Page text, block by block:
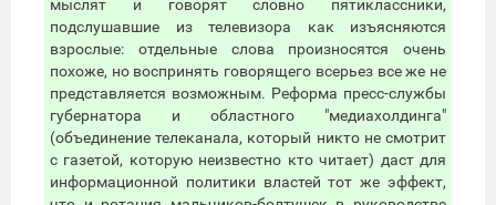
мыслят и говорят словно пятиклассники,
подслушавшие из телевизора как изъясняются
взрослые: отдельные слова произносятся очень
похоже, но воспринять говорящего всерьез все же не
представляется возможным. Реформа пресс-службы
губернатора и областного "медиахолдинга"
(объединение телеканала, который никто не смотрит
с газетой, которую неизвестно кто читает) даст для
информационной политики властей тот же эффект,